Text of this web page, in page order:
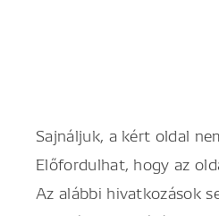
Sajnáljuk, a kért oldal
Előfordulhat, hogy az
Az alábbi hivatkozások